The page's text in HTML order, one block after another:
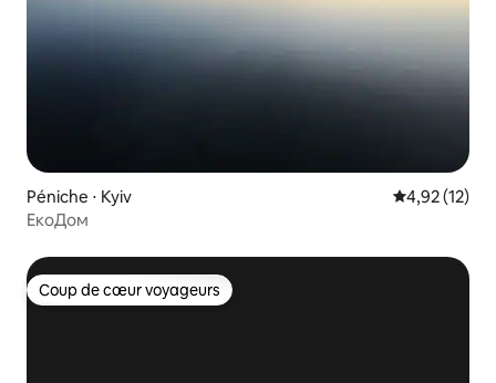
Péniche ⋅ Kyiv Évaluation
4,92 (12)
ЕкоДом
Coup de cœur voyageurs
Coup de cœur voyageurs